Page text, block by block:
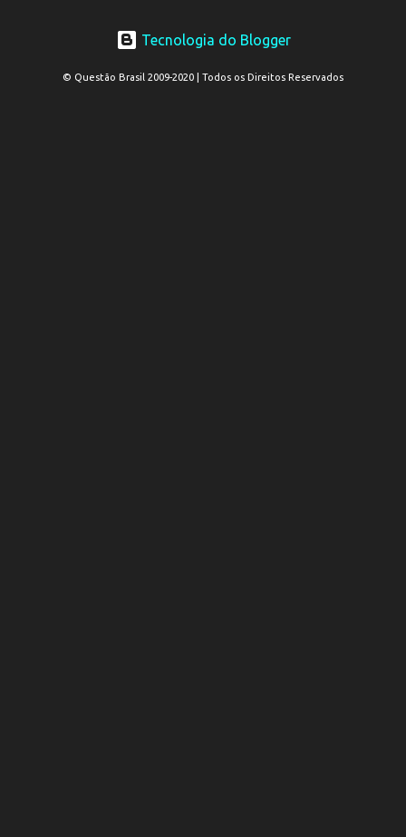
Tecnologia do Blogger
© Questão Brasil 2009-2020 | Todos os Direitos Reservados